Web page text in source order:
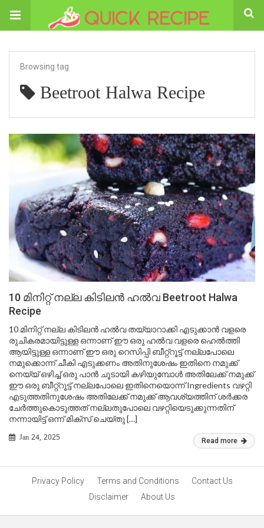
Browsing tag
Beetroot Halwa Recipe
10 മിനിറ്റ് നല്ല കിടിലൻ ഹൽവ Beetroot Halwa
Recipe
10 മിനിറ്റ് നല്ല കിടിലൻ ഹൽവ തയ്യാറാക്കി എടുക്കാൻ വളരെ
രുചികരമായിട്ടുള്ള ഒന്നാണ് ഈ ഒരു ഹൽവ വളരെ ഹെൽത്തി
ആയിട്ടുള്ള ഒന്നാണ് ഈ ഒരു റെസിപ്പി ബീറ്റ്റൂട്ട് നല്ലപോലെ
നമുക്കൊന്ന് ചീകി എടുക്കണം അതിനുശേഷം ഇതിനെ നമുക്ക്
നെയ്യ് ഒഴിച്ച് ഒരു പാൻ ചൂടായി കഴിയുമ്പോൾ അതിലേക്ക് നമുക്ക്
ഈ ഒരു ബീറ്റ്റൂട്ട് നല്ലപോലെ ഇതിനെയൊന്ന് Ingredients വഴറ്റി
എടുത്തതിനുശേഷം അതിലേക്ക് നമുക്ക് ആവശ്യത്തിന് ശർക്കര
ചേർത്തുകൊടുത്തത് നല്ലതുപോലെ വഴറ്റിയെടുക്കുന്നതിന്
നന്നായിട്ട് ഒന്ന് മിക്സ് ചെയ്തു […]
Jan 24, 2025 Read more
Privacy Policy Terms and Conditions
Contact Us
Disclaimer
About Us